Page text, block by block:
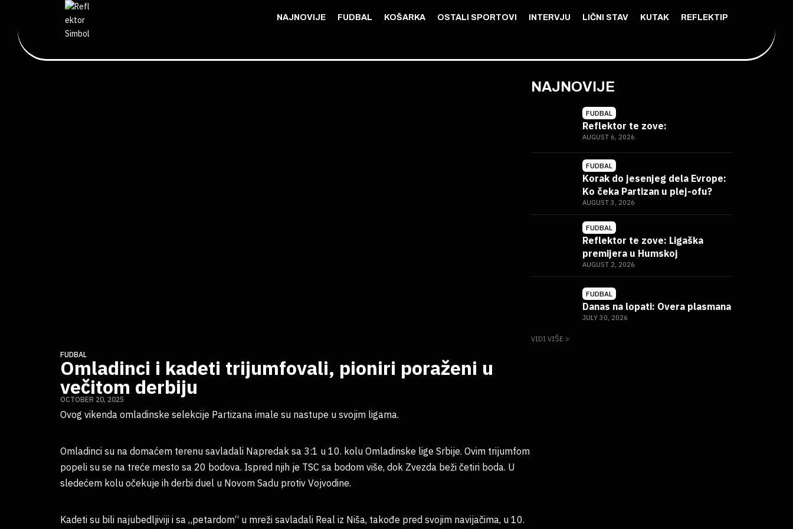
NAJNOVIJE FUDBAL KOŠARKA OSTALI SPORTOVI INTERVJU LIČNI STAV KUTAK REFLEKTIP
FUDBAL
Omladinci i kadeti trijumfovali, pioniri poraženi u
večitom derbiju
OCTOBER 20, 2025
Ovog vikenda omladinske selekcije Partizana imale su nastupe u svojim ligama.
Omladinci su na domaćem terenu savladali Napredak sa 3:1 u 10. kolu Omladinske lige Srbije. Ovim trijumfom
popeli su se na treće mesto sa 20 bodova. Ispred njih je TSC sa bodom više, dok Zvezda beži četiri boda. U
sledećem kolu očekuje ih derbi duel u Novom Sadu protiv Vojvodine.
Kadeti su bili najubedljiviji i sa „petardom“ u mreži savladali Real iz Niša, takođe pred svojim navijačima, u 10.
NAJNOVIJE
FUDBAL
Reflektor te zove:
AUGUST 6, 2026
FUDBAL
Korak do jesenjeg dela Evrope:
Ko čeka Partizan u plej-ofu?
AUGUST 3, 2026
FUDBAL
Reflektor te zove: Ligaška
premijera u Humskoj
AUGUST 2, 2026
FUDBAL
Danas na lopati: Overa plasmana
JULY 30, 2026
VIDI VIŠE >